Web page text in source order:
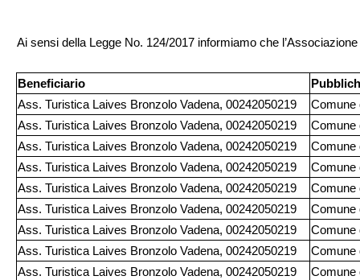
Ai sensi della Legge No. 124/2017 informiamo che
Beneficiario
Ass. Turistica Laives Bronzolo Vadena, 00242050219
Comune
Ass. Turistica Laives Bronzolo Vadena, 00242050219
Comune
Ass. Turistica Laives Bronzolo Vadena, 00242050219
Comune
Ass. Turistica Laives Bronzolo Vadena, 00242050219
Comune
Ass. Turistica Laives Bronzolo Vadena, 00242050219
Comune
Ass. Turistica Laives Bronzolo Vadena, 00242050219
Comune
Ass. Turistica Laives Bronzolo Vadena, 00242050219
Comune
Ass. Turistica Laives Bronzolo Vadena, 00242050219
Comune
Ass. Turistica Laives Bronzolo Vadena, 00242050219
Comune